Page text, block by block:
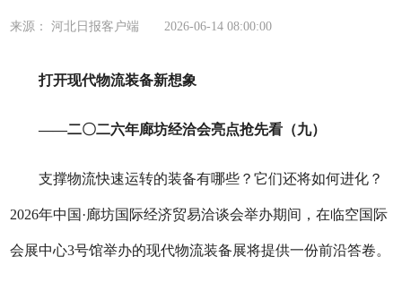
来源： 河北日报客户端 2026-06-14 08:00:00
打开现代物流装备新想象
——二〇二六年廊坊经洽会亮点抢先看（九）
支撑物流快速运转的装备有哪些？它们还将如何进化？
2026年中国·廊坊国际经济贸易洽谈会举办期间，在临空国际
会展中心3号馆举办的现代物流装备展将提供一份前沿答卷。